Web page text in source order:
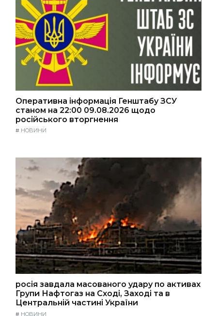
Оперативна інформація Генштабу ЗСУ
станом на 22:00 09.08.2026 щодо
російського вторгнення
# НОВИНИ
росія завдала масованого удару по активах
Групи Нафтогаз на Сході, Заході та в
Центральній частині України
# НОВИНИ